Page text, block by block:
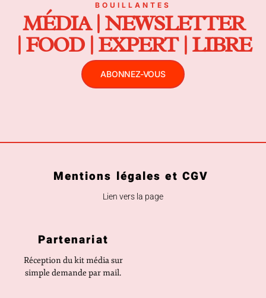
BOUILLANTES
MÉDIA | NEWSLETTER
| FOOD | EXPERT | LIBRE
ABONNEZ-VOUS
Mentions légales et CGV
Lien vers la page
Partenariat
Réception du kit média sur
simple demande par mail.